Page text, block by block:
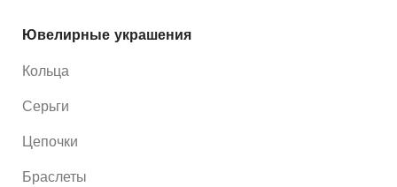
Ювелирные украшения
Кольца
Серьги
Цепочки
Браслеты